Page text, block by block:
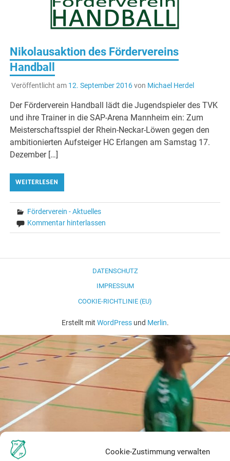
Cookie-Zustimmung verwalten
Nikolausaktion des Fördervereins
Handball
Veröffentlicht am 12. September 2016von Michael Herdel
Der Förderverein Handball lädt die Jugendspieler des TVK
und ihre Trainer in die SAP-Arena Mannheim ein: Zum
Meisterschaftsspiel der Rhein-Neckar-Löwen gegen den
ambitionierten Aufsteiger HC Erlangen am Samstag 17.
Dezember […]
WEITERLESEN
Förderverein - Aktuelles
Kommentar hinterlassen
DATENSCHUTZ
IMPRESSUM
COOKIE-RICHTLINIE (EU)
Erstellt mit WordPressund Merlin.